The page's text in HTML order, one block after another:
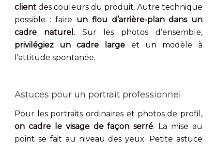
client des couleurs du produit. Autre technique
possible : faire un flou d’arrière-plan dans un
cadre naturel . Sur les photos d’ensemble,
privilégiez un cadre large et un modèle à
l’attitude spontanée.
Astuces pour un portrait professionnel
Pour les portraits ordinaires et photos de profil,
on cadre le visage de façon serré. La mise au
point se fait au niveau des yeux. Petite astuce